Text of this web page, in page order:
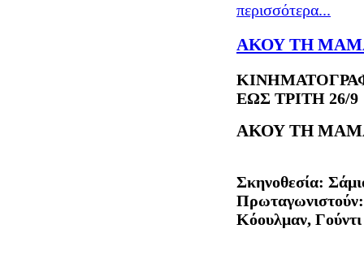
περισσότερα...
ΑΚΟΥ ΤΗ ΜΑΜΑ
ΕΩΣ ΤΡΙΤΗ 26/9
ΑΚΟΥ ΤΗ ΜΑΜΑ
Σκηνοθεσία:
Κόουλμαν,